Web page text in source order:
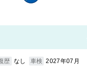
歴 なし 車検 2027年07月